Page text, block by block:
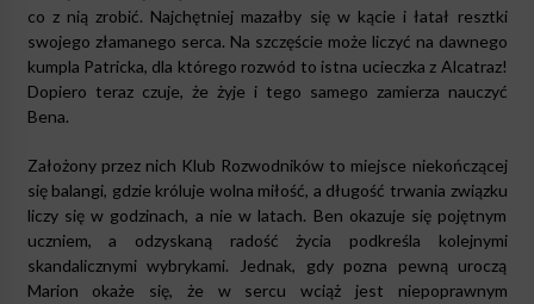
co z nią zrobić. Najchętniej mazałby się w kącie i łatał resztki
swojego złamanego serca. Na szczęście może liczyć na dawnego
kumpla Patricka, dla którego rozwód to istna ucieczka z Alcatraz!
Dopiero teraz czuje, że żyje i tego samego zamierza nauczyć
Bena.
Założony przez nich Klub Rozwodników to miejsce niekończącej
się balangi, gdzie króluje wolna miłość, a długość trwania związku
liczy się w godzinach, a nie w latach. Ben okazuje się pojętnym
uczniem, a odzyskaną radość życia podkreśla kolejnymi
skandalicznymi wybrykami. Jednak, gdy pozna pewną uroczą
Marion okaże się, że w sercu wciąż jest niepoprawnym